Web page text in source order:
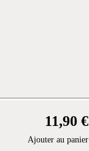
11,90 €
Ajouter au panier